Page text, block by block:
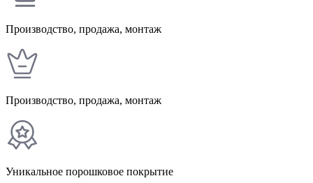
Производство, продажа, монтаж
Производство, продажа, монтаж
Уникальное порошковое покрытие